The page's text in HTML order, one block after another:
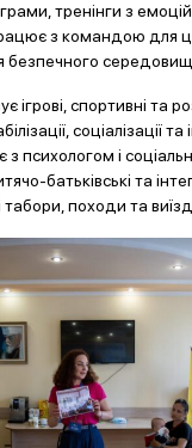
тренінги з
з командою для
безпечного
ігрові, спортивні та
соціалізації та
психологом і
батьківські та
табори, походи та